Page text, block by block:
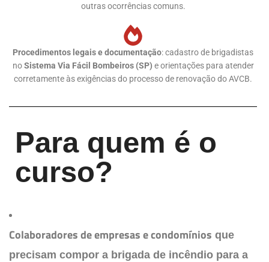
outras ocorrências comuns.
Procedimentos legais e documentação: cadastro de brigadistas
noSistema Via Fácil Bombeiros (SP) e orientações para atender
corretamente às exigências do processo de renovação do AVCB.
Para quem é o
curso?
Colaboradores de empresas e condomínios que
precisam compor a brigada de incêndio para a